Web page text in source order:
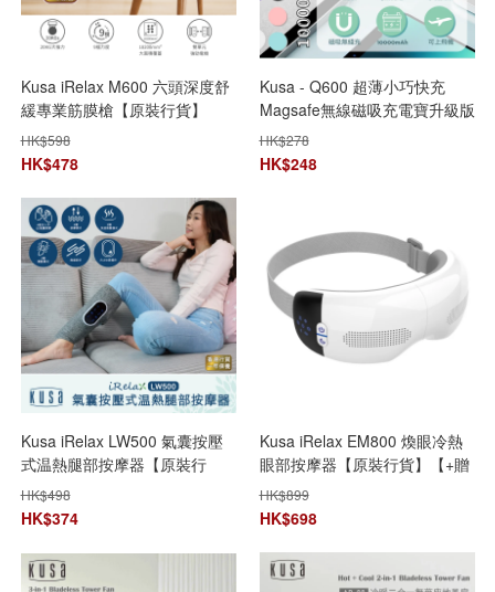
Kusa iRelax M600 六頭深度舒
緩專業筋膜槍【原裝行貨】
【+贈送1件Kusa NM300
iRelax 6滾輪頸椎按摩器】
HK$598
HK$478
Kusa - Q600 超薄小巧快充
Magsafe無線磁吸充電寶升級版
【原裝行貨】【免運費】
HK$278
HK$248
Kusa iRelax LW500 氣囊按壓
式温熱腿部按摩器【原裝行
貨】【+贈送1件Kusa NM300
iRelax 6滾輪頸椎按摩器】**限
時購**
HK$498
HK$374
Kusa iRelax EM800 煥眼冷熱
眼部按摩器【原裝行貨】【+贈
送1件Kusa NM300 iRelax 6滾
輪頸椎按摩器】
HK$899
HK$698